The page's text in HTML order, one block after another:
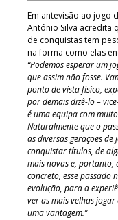
Em antevisão ao jogo
António Silva acredita
de conquistas tem
na forma como elas
“Podemos esperar um
que assim não fosse.
ponto de vista físico,
por demais dizê-lo –
é uma equipa com
Naturalmente que o
as diversas gerações
conquistar títulos, de
mais novas e, portanto,
concreto, esse passado
evolução, para a
ver as mais velhas
uma vantagem.”